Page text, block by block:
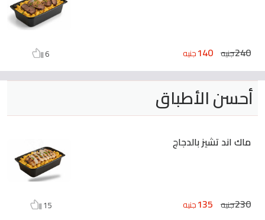
240جنيه 140جنيه 6
أحسن الأطباق
ماك اند تشيز بالدجاج
230جنيه 135جنيه 15